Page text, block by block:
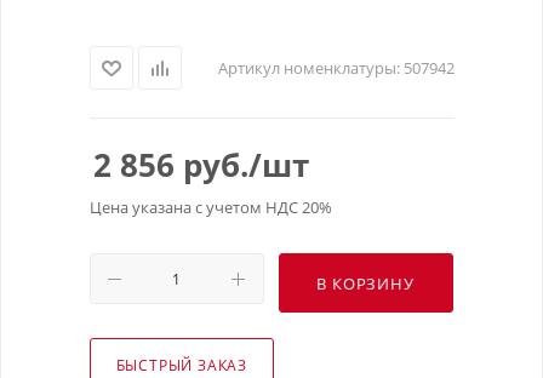
Артикул номенклатуры: 507942
2 856 руб./шт
Цена указана с учетом НДС 20%
В КОРЗИНУ
БЫСТРЫЙ ЗАКАЗ